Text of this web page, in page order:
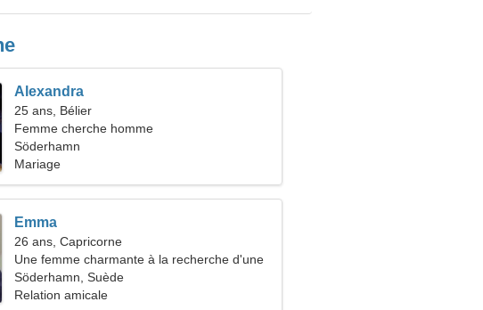
Alexandra
25 ans, Bélier
Femme cherche homme
Söderhamn
Mariage
Emma
26 ans, Capricorne
Une femme charmante à la recherche d'une
relation passionnée
Söderhamn, Suède
Relation amicale